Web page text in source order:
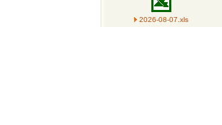
2026-08-07.xls